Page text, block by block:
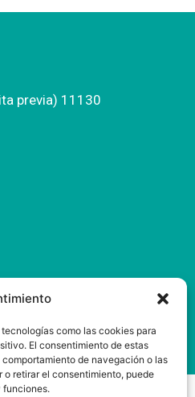
como las cookies para
El consentimiento de estas
de navegación o las
retirar el consentimiento, puede
funciones.
previa) 11130